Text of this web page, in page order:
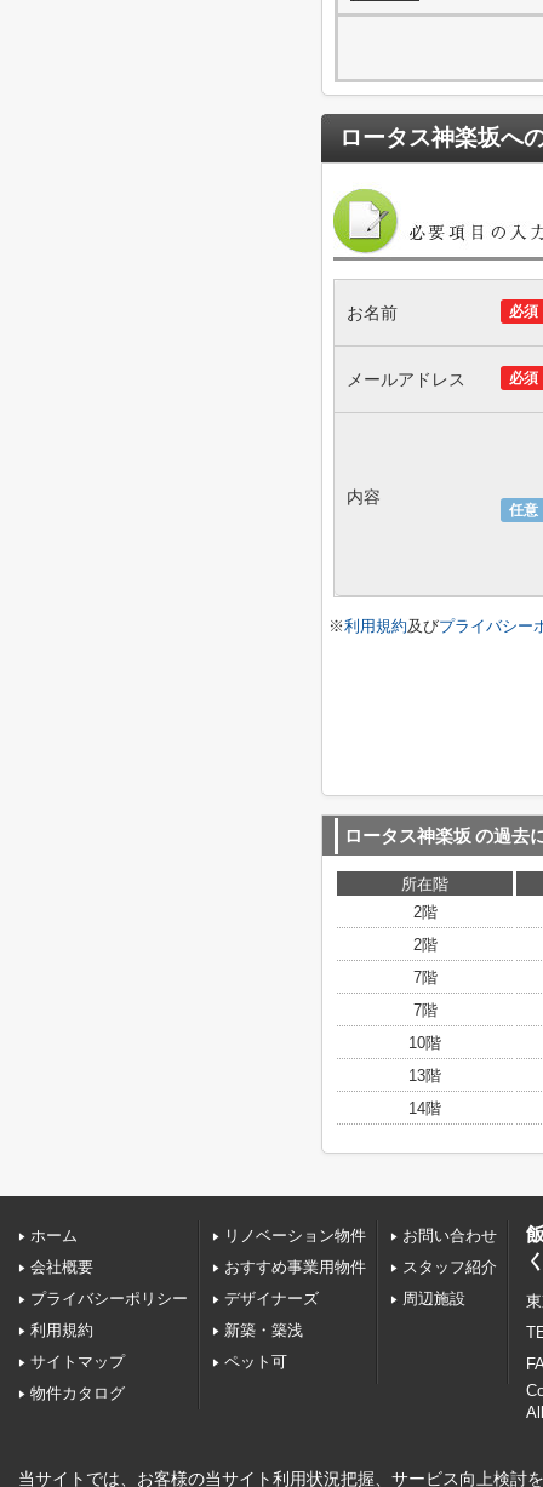
ロータス神楽坂へ
必須
お名前
必須
メールアドレス
任意
内容
※利用規約及びプライバシー
ロータス神楽坂 の過去
所在階
2階
2階
7階
7階
10階
13階
14階
ホーム
会社概要
プライバシーポリシー
利用規約
サイトマップ
物件カタログ
リノベーション物件
おすすめ事業用物件
デザイナーズ
新築・築浅
ペット可
お問い合わせ
スタッフ紹介
周辺施設
当サイトでは、お客様の当サイト利用状況把握、サービス向上検討